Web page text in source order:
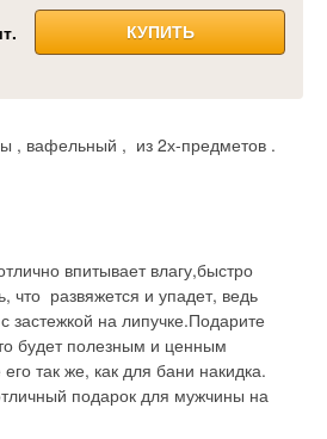
КУПИТЬ
, вафельный , из 2х-предметов .
впитывает влагу,быстро
что развяжется и упадет, ведь
на липучке.Подарите
будет полезным и ценным
так же, как для бани накидка.
подарок для мужчины на